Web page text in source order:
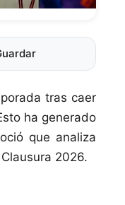
tras caer
ha generado
que analiza
2026.